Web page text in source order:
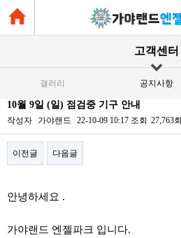
고객센터
갤러리 공지사항
10월 9일 (일) 점검중 기구 안내
작성자 가야랜드 22-10-09 10:17 조회 27,763회
이전글 다음글
안녕하세요 .
가야랜드 엔젤파크 입니다.